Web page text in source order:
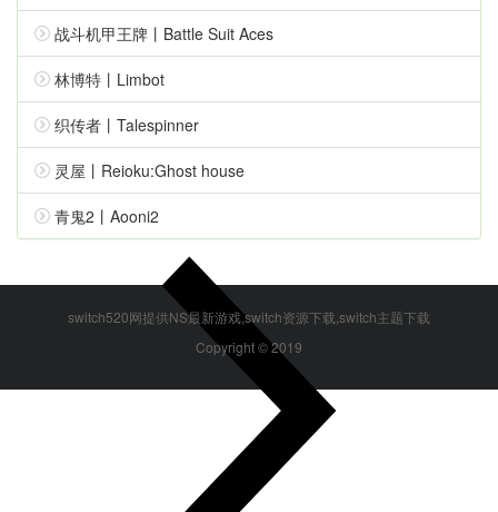
0:00/0:00
速度
战斗机甲王牌丨Battle Suit Aces
林博特丨Limbot
织传者丨Talespinner
灵屋丨Reioku:Ghost house
青鬼2丨Aooni2
switch520网提供NS最新游戏,switch资源下载,switch主题下载
Copyright © 2019